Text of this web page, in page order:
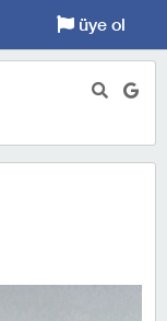
üye ol